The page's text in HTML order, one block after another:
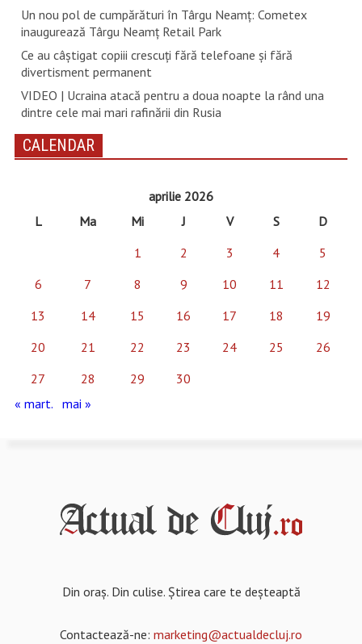
Un nou pol de cumpărături în Târgu Neamț: Cometex
inaugurează Târgu Neamț Retail Park
Ce au câștigat copiii crescuți fără telefoane și fără
divertisment permanent
VIDEO | Ucraina atacă pentru a doua noapte la rând una
dintre cele mai mari rafinării din Rusia
CALENDAR
aprilie 2026
L
Ma Mi J V S
D
1
2 3 4
5
6
7 8 9 10 11
12
13
14 15 16 17 18
19
20
21 22 23 24 25
26
27
28 29
30
« mart.
mai »
Din oraș. Din culise. Știrea care te deșteaptă
Contactează-ne: marketing@actualdecluj.ro